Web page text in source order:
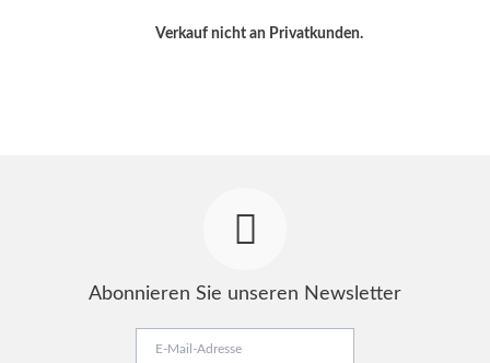
Verkauf nicht an Privatkunden.
Abonnieren Sie unseren Newsletter